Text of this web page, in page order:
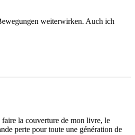
weiterwirken. Auch ich
la couverture de mon livre, le
perte pour toute une génération de